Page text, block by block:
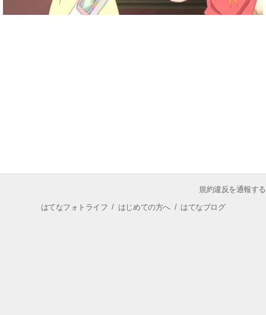
規約違反を通報する
はてなフォトライフ / はじめての方へ/ はてなブログ